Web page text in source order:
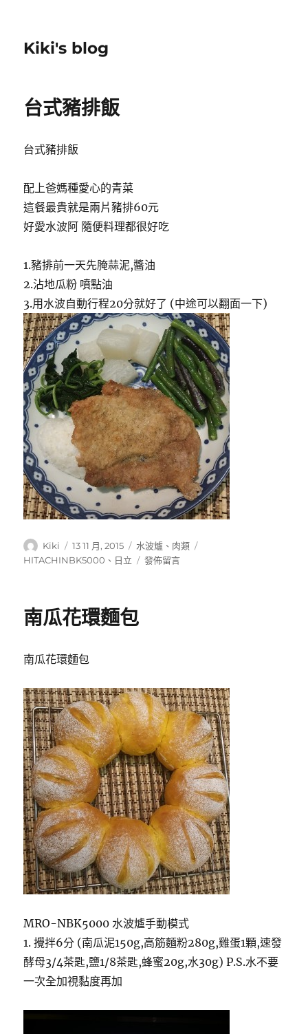
Kiki's blog
台式豬排飯
台式豬排飯
配上爸媽種愛心的青菜
這餐最貴就是兩片豬排60元
好愛水波阿 隨便料理都很好吃
1.豬排前一天先腌蒜泥,醬油
2.沾地瓜粉 噴點油
3.用水波自動行程20分就好了 (中途可以翻面一下)
作
者
Kiki
發
佈
13 11 月, 2015
分
類
水波爐 、 肉類
HITACHINBK5000 、 日立
在
發佈留言
南瓜花環麵包
南瓜花環麵包
MRO-NBK5000 水波爐手動模式
1. 攪拌6分 (南瓜泥150g,高筋麵粉280g,雞蛋1顆,速發
酵母3/4茶匙,鹽1/8茶匙,蜂蜜20g,水30g)P.S.水不要
一次全加視黏度再加